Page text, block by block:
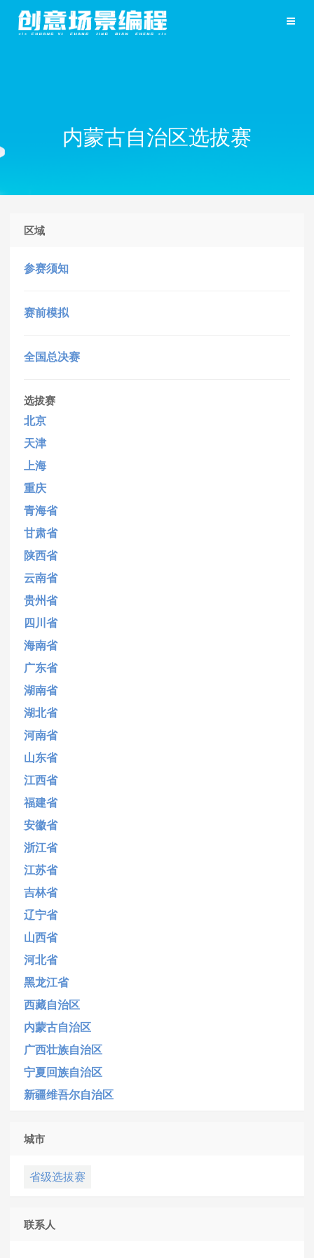
内蒙古自治区选拔赛
区域
参赛须知
赛前模拟
全国总决赛
选拔赛
北京
天津
上海
重庆
青海省
甘肃省
陕西省
云南省
贵州省
四川省
海南省
广东省
湖南省
湖北省
河南省
山东省
江西省
福建省
安徽省
浙江省
江苏省
吉林省
辽宁省
山西省
河北省
黑龙江省
西藏自治区
内蒙古自治区
广西壮族自治区
宁夏回族自治区
新疆维吾尔自治区
城市
省级选拔赛
联系人